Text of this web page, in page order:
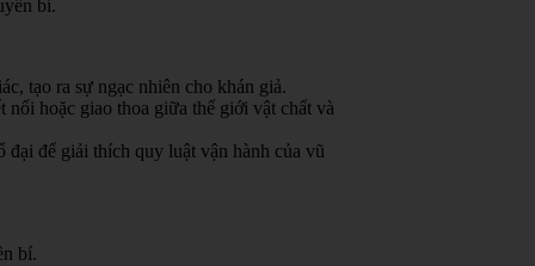
bí.
tạo ra sự ngạc nhiên cho khán giả.
hoặc giao thoa giữa thế giới vật chất và
để giải thích quy luật vận hành của vũ
bí.